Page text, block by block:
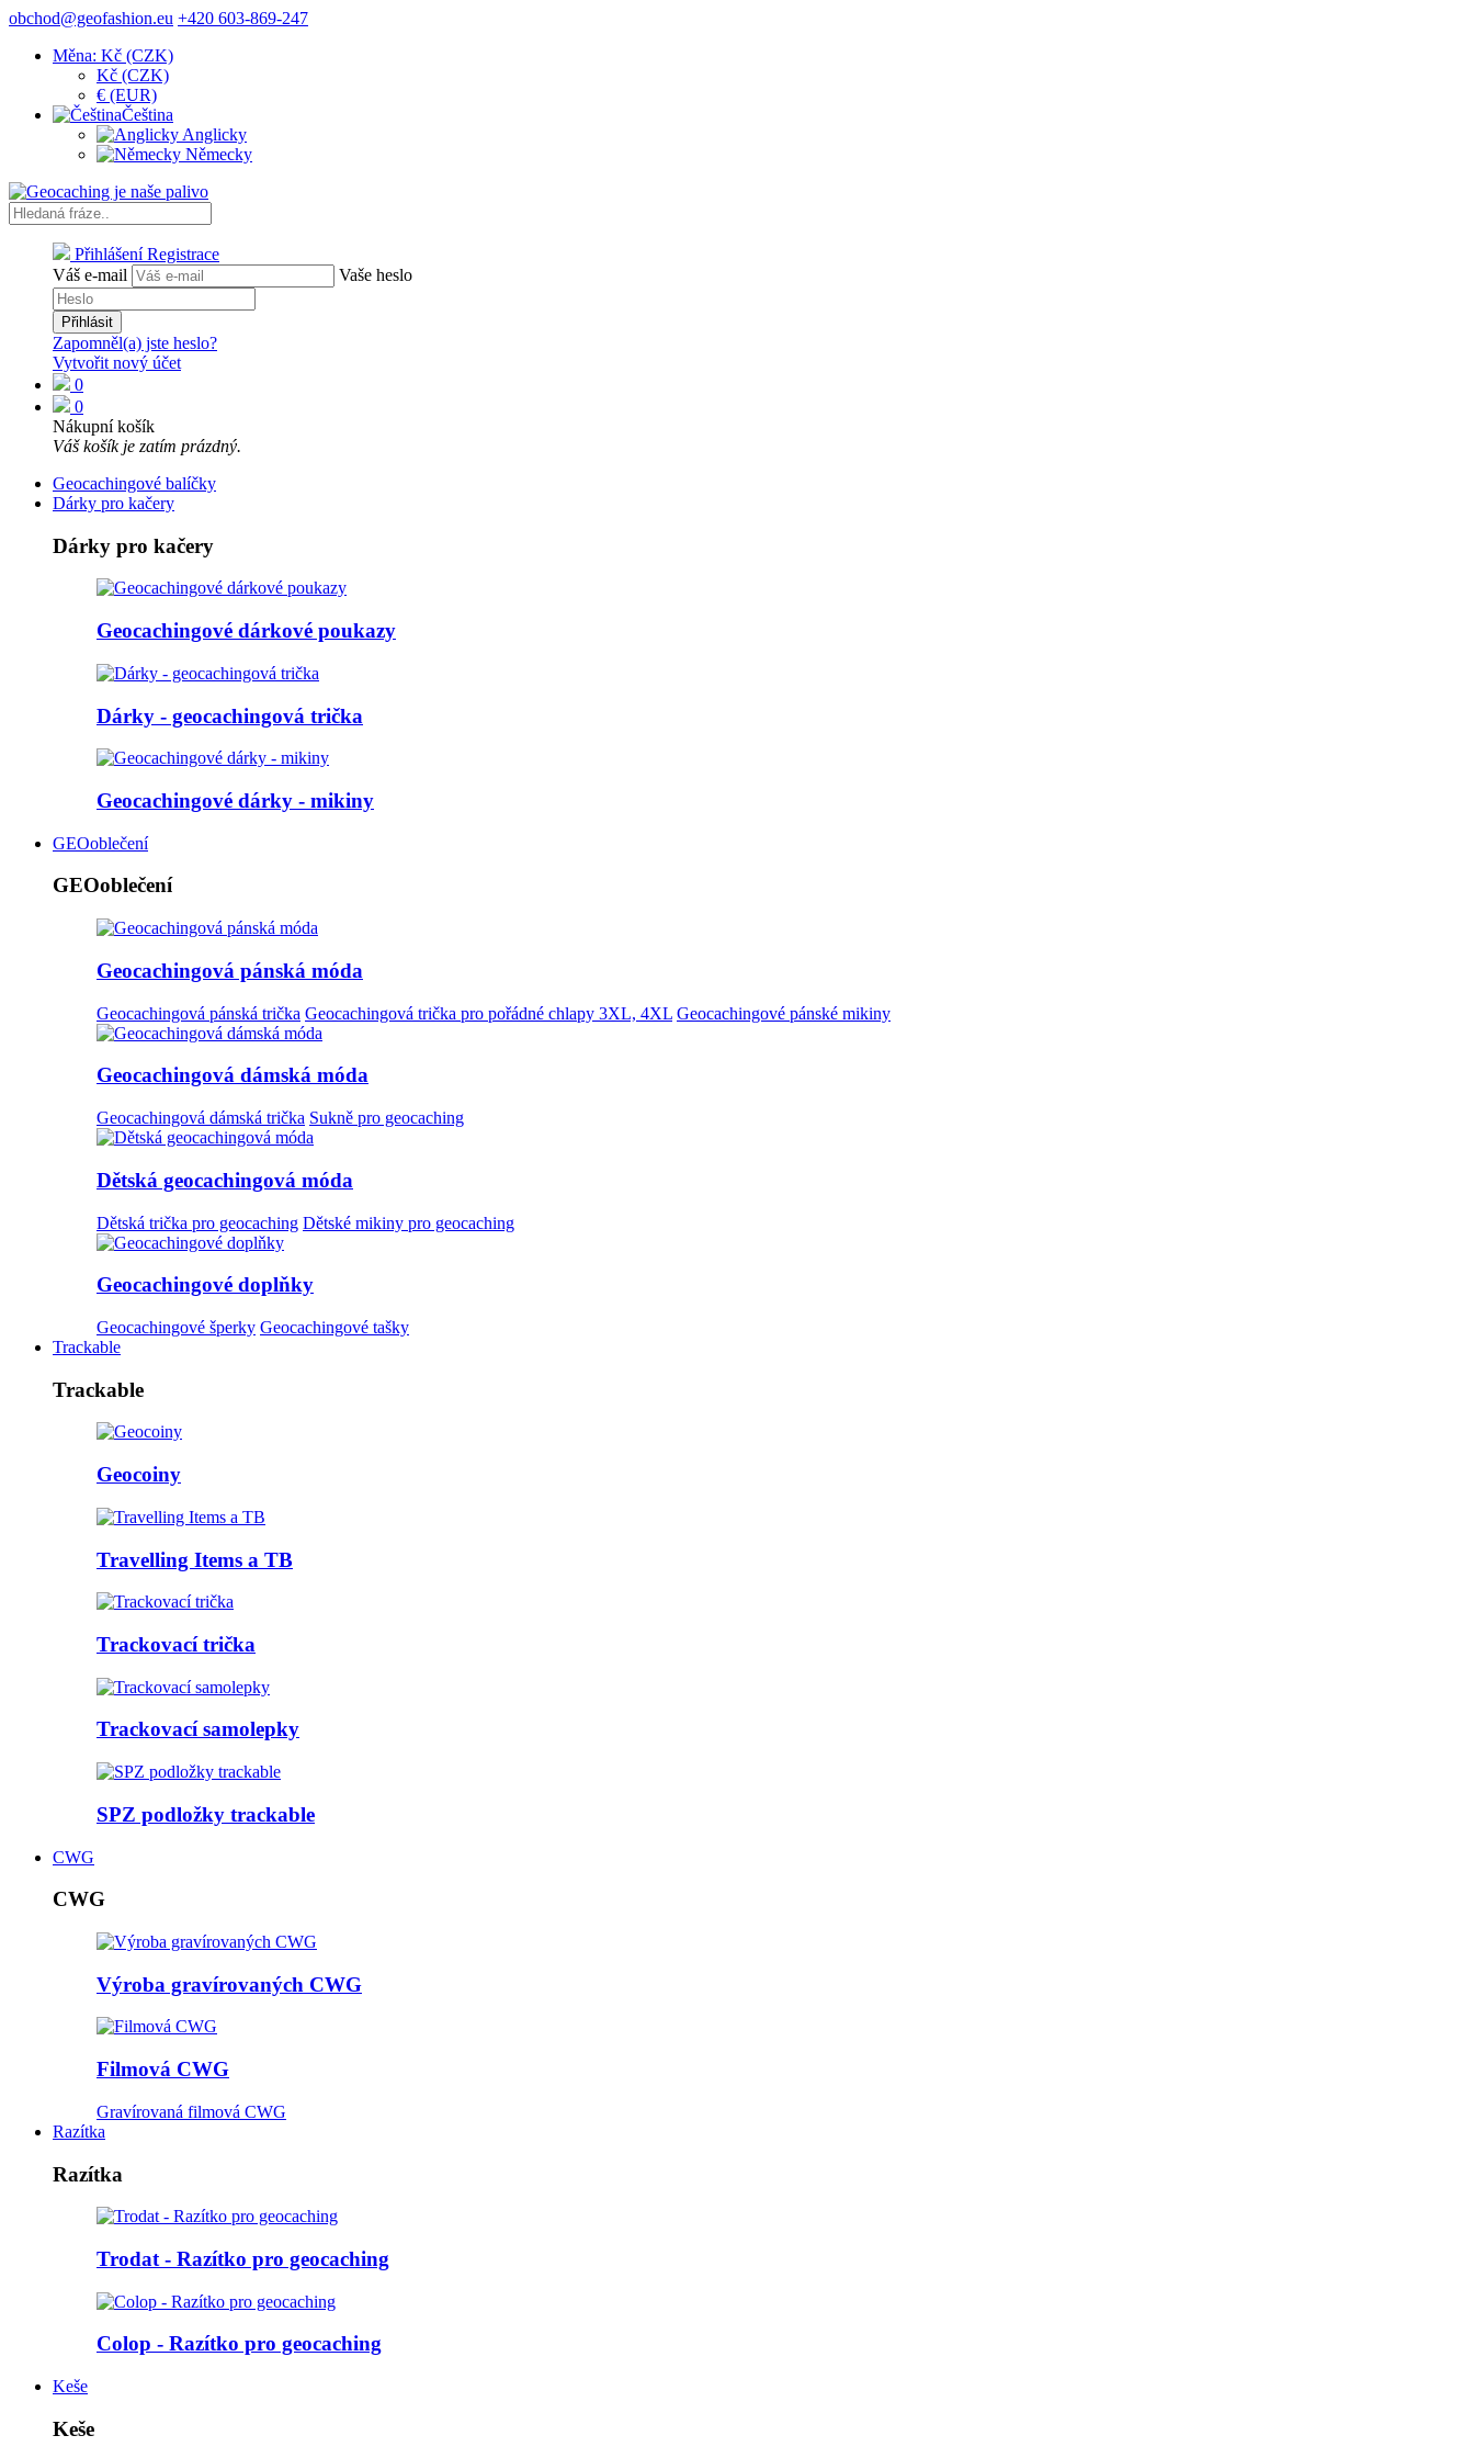
obchod@geofashion.eu +420 603-869-247
Měna: Kč (CZK)
Kč (CZK)
€ (EUR)
Čeština
Anglicky
Německy
Přihlášení Registrace
Váš e-mail
Vaše heslo
Přihlásit
Zapomněl(a) jste heslo?
Vytvořit nový účet
0
0
Nákupní košík
Váš košík je zatím prázdný.
Geocachingové balíčky
Dárky pro kačery
Dárky pro kačery
Geocachingové dárkové poukazy
Dárky - geocachingová trička
Geocachingové dárky - mikiny
GEOoblečení
GEOoblečení
Geocachingová pánská móda
Geocachingová pánská trička Geocachingová trička pro pořádné chlapy 3XL, 4XL Geocachingové pánské mikiny
Geocachingová dámská móda
Geocachingová dámská trička Sukně pro geocaching
Dětská geocachingová móda
Dětská trička pro geocaching Dětské mikiny pro geocaching
Geocachingové doplňky
Geocachingové šperky Geocachingové tašky
Trackable
Trackable
Geocoiny
Travelling Items a TB
Trackovací trička
Trackovací samolepky
SPZ podložky trackable
CWG
CWG
Výroba gravírovaných CWG
Filmová CWG
Gravírovaná filmová CWG
Razítka
Razítka
Trodat - Razítko pro geocaching
Colop - Razítko pro geocaching
Keše
Keše